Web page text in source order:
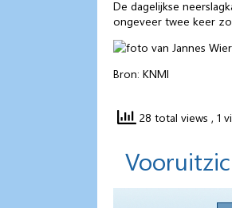
De dagelijkse
ongeveer twee keer
Bron: KNMI
28 total views , 1